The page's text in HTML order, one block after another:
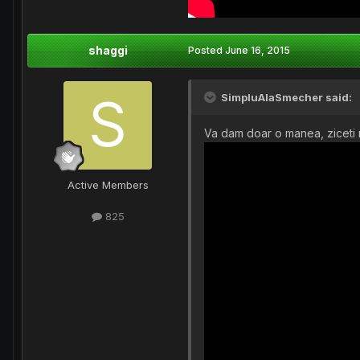
shaggi
Active Members
825
PostedJune 16, 2015
SimpluAlaSmecher said:
Va dam doar o manea, ziceti